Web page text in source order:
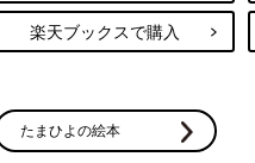
楽天ブックスで購入
たまひよの絵本